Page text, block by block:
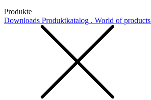
Produkte
Downloads Produktkatalog . World of products